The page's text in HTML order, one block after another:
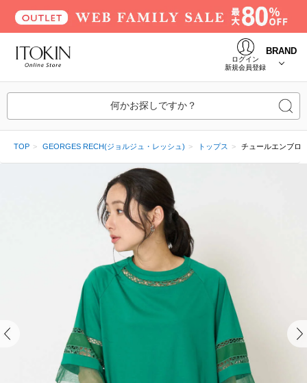
ログイン
新規会員登録
BRAND
何かお探しですか？
TOP GEORGES RECH(ジョルジュ・レッシュ) トップス チュールエンブロ